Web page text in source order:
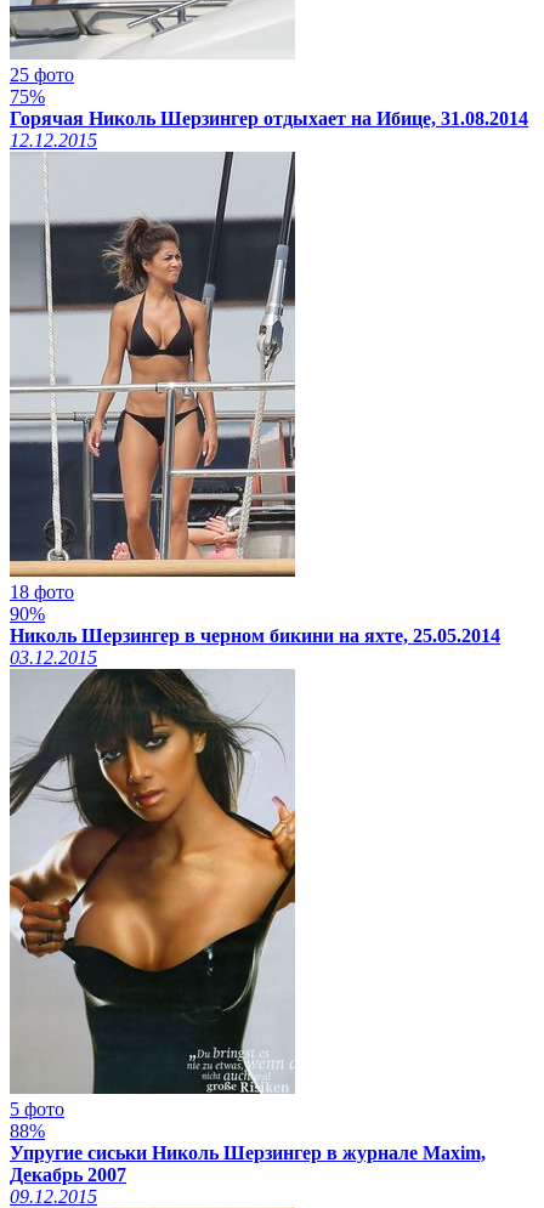
25 фото
75%
Горячая Николь Шерзингер отдыхает на Ибице, 31.08.2014
12.12.2015
18 фото
90%
Николь Шерзингер в черном бикини на яхте, 25.05.2014
03.12.2015
5 фото
88%
Упругие сиськи Николь Шерзингер в журнале Maxim,
Декабрь 2007
09.12.2015